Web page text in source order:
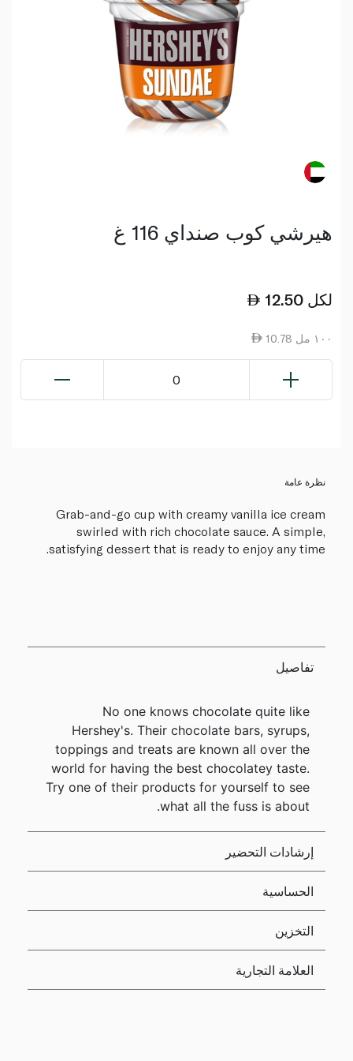
هيرشي كوب صنداي 116 غ
12.50 لكل
10.78 ١٠٠ مل
0
نظرة عامة
Grab-and-go cup with creamy vanilla ice cream
swirled with rich chocolate sauce. A simple,
satisfying dessert that is ready to enjoy any time.
تفاصيل
No one knows chocolate quite like
Hershey's. Their chocolate bars, syrups,
toppings and treats are known all over the
world for having the best chocolatey taste.
Try one of their products for yourself to see
what all the fuss is about.
إرشادات التحضير
الحساسية
التخزين
العلامة التجارية